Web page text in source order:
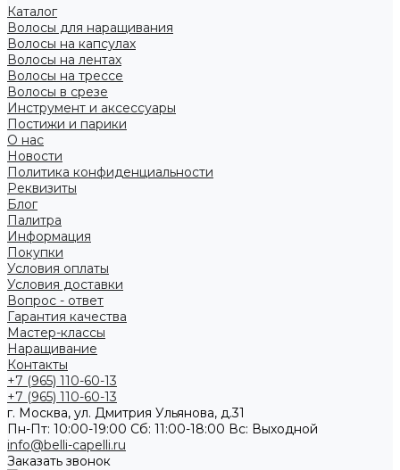
Каталог
Волосы для наращивания
Волосы на капсулах
Волосы на лентах
Волосы на трессе
Волосы в срезе
Инструмент и аксессуары
Постижи и парики
О нас
Новости
Политика конфиденциальности
Реквизиты
Блог
Палитра
Информация
Покупки
Условия оплаты
Условия доставки
Вопрос - ответ
Гарантия качества
Мастер-классы
Наращивание
Контакты
+7 (965) 110-60-13
+7 (965) 110-60-13
г. Москва, ул. Дмитрия Ульянова, д.31
Пн-Пт: 10:00-19:00 Cб: 11:00-18:00 Вс: Выходной
info@belli-capelli.ru
Заказать звонок